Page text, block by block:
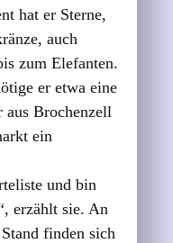
hat er Sterne,
auch
zum Elefanten.
er etwa eine
aus Brochenzell
ein
und bin
erzählt sie. An
finden sich